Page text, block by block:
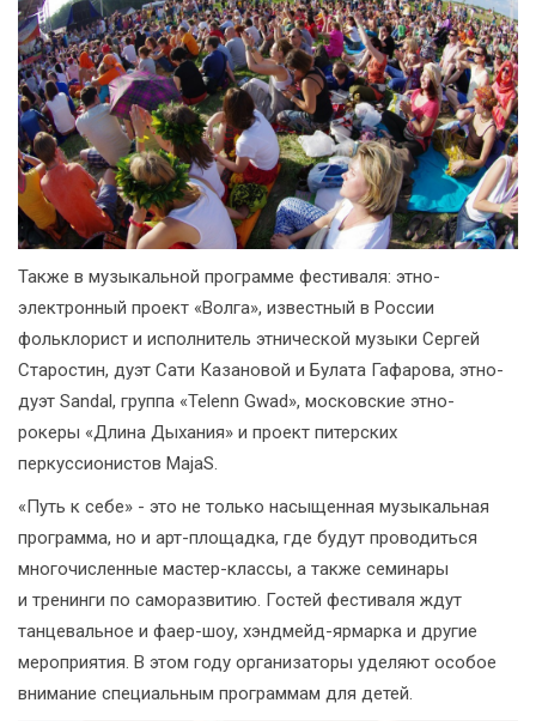
Также в музыкальной программе фестиваля: этно-
электронный проект «Волга», известный в России
фольклорист и исполнитель этнической музыки Сергей
Старостин, дуэт Сати Казановой и Булата Гафарова, этно-
дуэт Sandal, группа «Telenn Gwad», московские этно-
рокеры «Длина Дыхания» и проект питерских
перкуссионистов MajaS.
«Путь к себе» - это не только насыщенная музыкальная
программа, но и арт-площадка, где будут проводиться
многочисленные мастер-классы, а также семинары
и тренинги по саморазвитию. Гостей фестиваля ждут
танцевальное и фаер-шоу, хэндмейд-ярмарка и другие
мероприятия. В этом году организаторы уделяют особое
внимание специальным программам для детей.